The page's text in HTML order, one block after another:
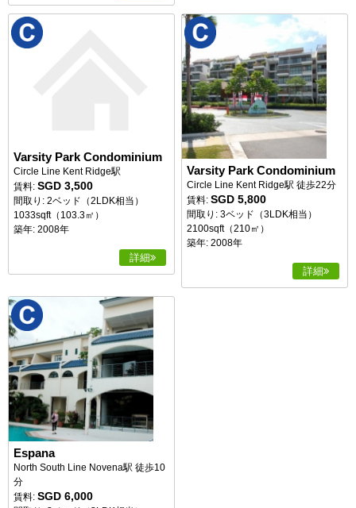
Varsity Park Condominium
Circle Line Kent Ridge駅
賃料: SGD 3,500
間取り: 2ベッド（2LDK相当）
1033sqft（103.3㎡）
築年: 2008年
詳細
Varsity Park Condominium
Circle Line Kent Ridge駅 徒歩22分
賃料:SGD 5,800
間取り: 3ベッド（3LDK相当）
2100sqft（210㎡）
築年: 2008年
詳細
Espana
North South Line Novena駅 徒歩10
分
賃料: SGD 6,000